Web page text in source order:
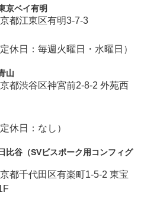
京ベイ有明
都江東区有明3-7-3
休日：毎週火曜日・水曜日）
山
都渋谷区神宮前2-8-2 外苑西
休日：なし）
比谷（SVビスポーク用コンフィグ
都千代田区有楽町1-5-2 東宝